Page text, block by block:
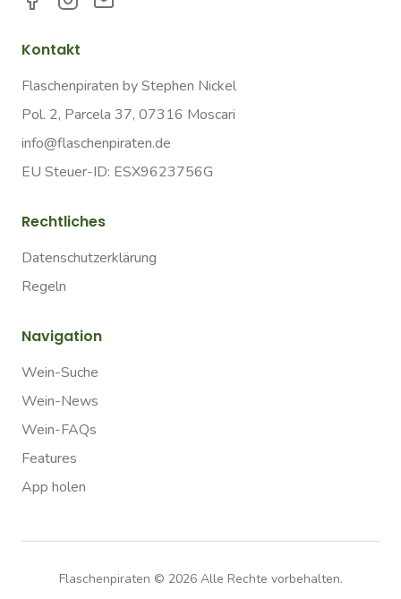
Kontakt
Flaschenpiraten by Stephen Nickel
Pol. 2, Parcela 37, 07316 Moscari
info@flaschenpiraten.de
EU Steuer-ID: ESX9623756G
Rechtliches
Datenschutzerklärung
Regeln
Navigation
Wein-Suche
Wein-News
Wein-FAQs
Features
App holen
Flaschenpiraten © 2026Alle Rechte vorbehalten.